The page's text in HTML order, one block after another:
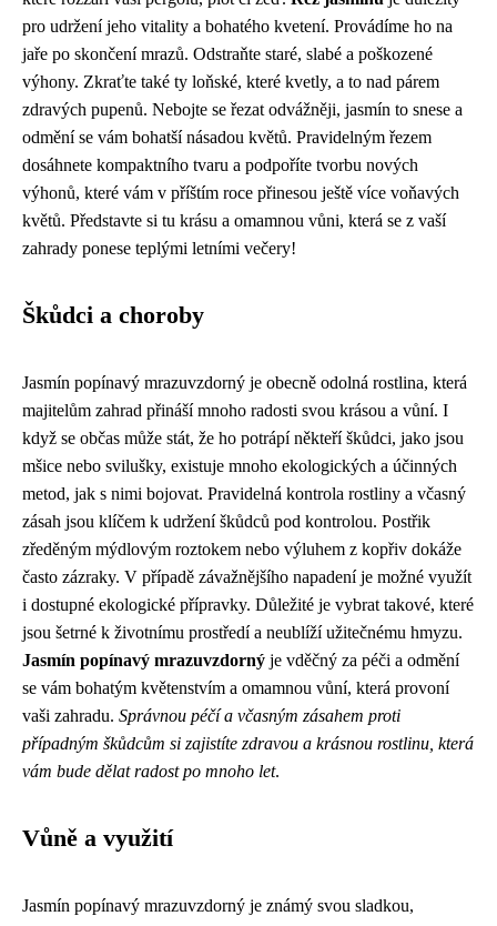
pro udržení jeho vitality a bohatého kvetení. Provádíme ho na
jaře po skončení mrazů. Odstraňte staré, slabé a poškozené
výhony. Zkraťte také ty loňské, které kvetly, a to nad párem
zdravých pupenů. Nebojte se řezat odvážněji, jasmín to snese a
odmění se vám bohatší násadou květů. Pravidelným řezem
dosáhnete kompaktního tvaru a podpoříte tvorbu nových
výhonů, které vám v příštím roce přinesou ještě více voňavých
květů. Představte si tu krásu a omamnou vůni, která se z vaší
zahrady ponese teplými letními večery!
Škůdci a choroby
Jasmín popínavý mrazuvzdorný je obecně odolná rostlina, která
majitelům zahrad přináší mnoho radosti svou krásou a vůní. I
když se občas může stát, že ho potrápí někteří škůdci, jako jsou
mšice nebo svilušky, existuje mnoho ekologických a účinných
metod, jak s nimi bojovat. Pravidelná kontrola rostliny a včasný
zásah jsou klíčem k udržení škůdců pod kontrolou. Postřik
zředěným mýdlovým roztokem nebo výluhem z kopřiv dokáže
často zázraky. V případě závažnějšího napadení je možné využít
i dostupné ekologické přípravky. Důležité je vybrat takové, které
jsou šetrné k životnímu prostředí a neublíží užitečnému hmyzu.
Jasmín popínavý mrazuvzdorný je vděčný za péči a odmění
se vám bohatým květenstvím a omamnou vůní, která provoní
vaši zahradu. Správnou péčí a včasným zásahem proti
případným škůdcům si zajistíte zdravou a krásnou rostlinu, která
vám bude dělat radost po mnoho let.
Vůně a využití
Jasmín popínavý mrazuvzdorný je známý svou sladkou,